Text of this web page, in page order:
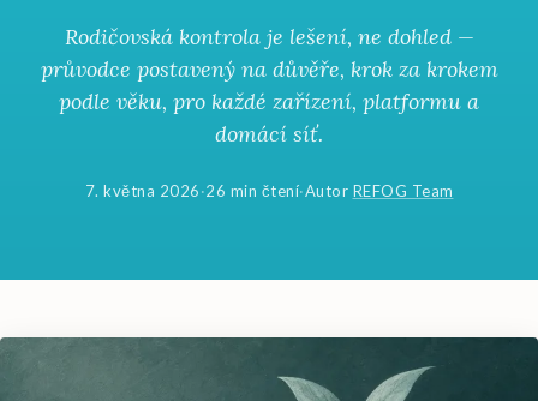
Rodičovská kontrola je lešení, ne dohled —
průvodce postavený na důvěře, krok za krokem
podle věku, pro každé zařízení, platformu a
domácí síť.
7. května 2026·26 min čtení·Autor REFOG Team